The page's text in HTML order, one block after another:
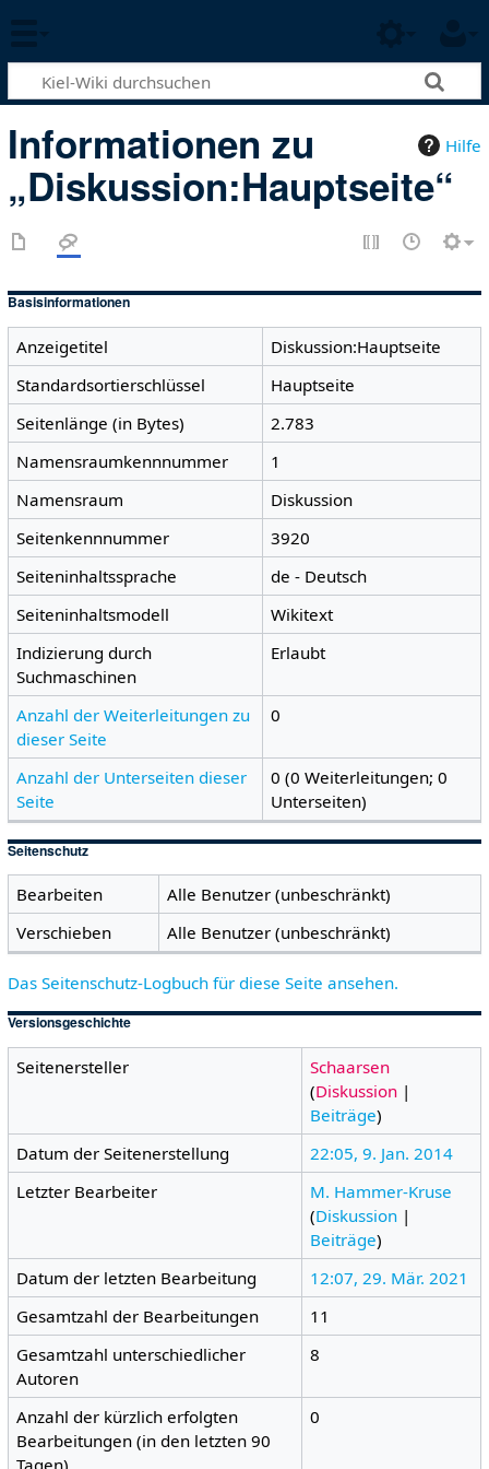
Hilfe
Informationen zu
„Diskussion:Hauptseite“
Basisinformationen
Anzeigetitel
Diskussion:Hauptseite
Standardsortierschlüssel
Hauptseite
Seitenlänge (in Bytes)
2.783
Namensraumkennnummer
1
Namensraum
Diskussion
Seitenkennnummer
3920
Seiteninhaltssprache
de - Deutsch
Seiteninhaltsmodell
Wikitext
Indizierung durch
Suchmaschinen
Erlaubt
Anzahl der Weiterleitungen zu
dieser Seite
0
Anzahl der Unterseiten dieser
Seite
0 (0 Weiterleitungen; 0
Unterseiten)
Seitenschutz
Bearbeiten
Alle Benutzer (unbeschränkt)
Verschieben
Alle Benutzer (unbeschränkt)
Das Seitenschutz-Logbuch für diese Seite ansehen.
Versionsgeschichte
Seitenersteller
Schaarsen
(Diskussion |
Beiträge)
Datum der Seitenerstellung
22:05, 9. Jan. 2014
Letzter Bearbeiter
M. Hammer-Kruse
(Diskussion |
Beiträge)
Datum der letzten Bearbeitung
12:07, 29. Mär. 2021
Gesamtzahl der Bearbeitungen
11
Gesamtzahl unterschiedlicher
Autoren
8
Anzahl der kürzlich erfolgten
Bearbeitungen (in den letzten 90
Tagen)
0